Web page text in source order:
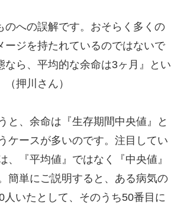
のへの誤解です。おそらく多くの
ジを持たれているのではないで
ら、平均的な余命は3ヶ月』とい
押川さん）
と、余命は『生存期間中央値』と
ケースが多いのです。注目してい
、『平均値』ではなく『中央値』
簡単にご説明すると、ある病気の
人いたとして、そのうち50番目に